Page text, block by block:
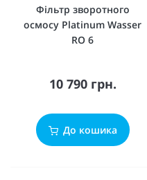
Фільтр зворотного
осмосу Platinum Wasser
RO 6
10 790 грн.
До кошика